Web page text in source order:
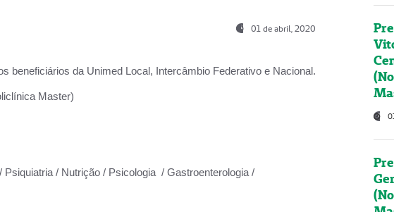
01 de abril, 2020
beneficiários da Unimed Local, Intercâmbio Federativo e Nacional.
Master)
Psiquiatria / Nutrição / Psicologia / Gastroenterologia /